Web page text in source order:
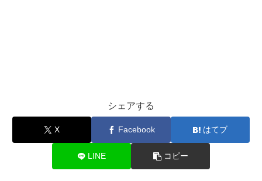
シェアする
X Facebook はてブ
LINE コピー